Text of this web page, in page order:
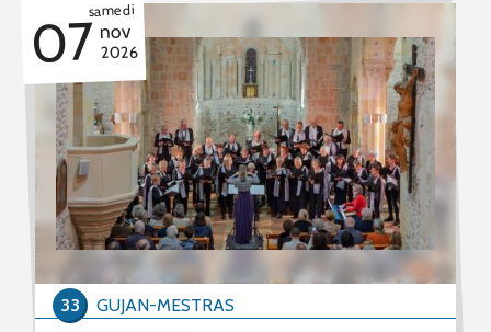
samedi
07 nov
2026
GUJAN-MESTRAS
33